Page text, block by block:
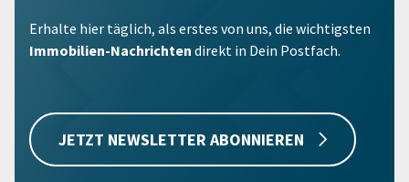
Erhalte hier täglich, als erstes von uns, die wichtigsten
Immobilien-Nachrichten direkt in Dein Postfach.
JETZT NEWSLETTER ABONNIEREN